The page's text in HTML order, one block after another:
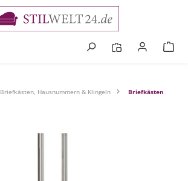
Briefkästen, Hausnummern & Klingeln Briefkästen